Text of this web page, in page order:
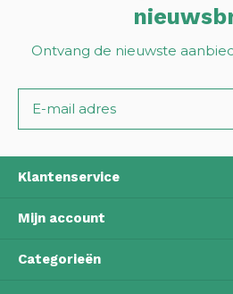
Ontvang de nieuwste
Klantenservice
Mijn account
Categorieën